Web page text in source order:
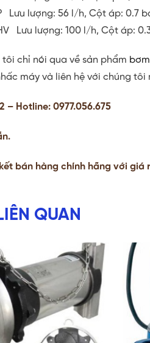
Lưu lượng: 56 l/h, Cột áp: 0.7
Lưu lượng: 100 l/h, Cột áp:
tôi chỉ nói qua về sản phẩm
máy và liên hệ với chúng tôi
– Hotline: 0977.056.675
bán hàng chính hãng với giá
QUAN